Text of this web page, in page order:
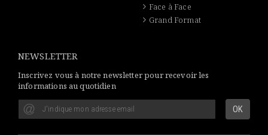
Face à Face
Grand Format
NEWSLETTER
Inscrivez vous à notre newsletter pour recevoir les
informations au quotidien